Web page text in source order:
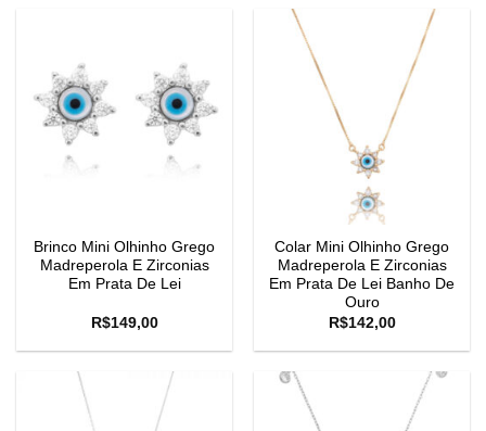
Brinco Mini Olhinho Grego
Madreperola E Zirconias
Em Prata De Lei
R$149,00
Colar Mini Olhinho Grego
Madreperola E Zirconias
Em Prata De Lei Banho De
Ouro
R$142,00